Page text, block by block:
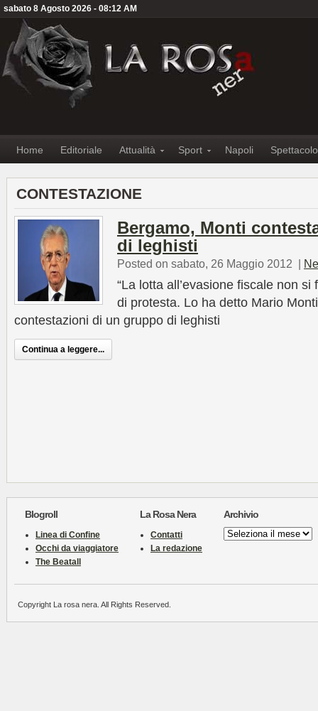
sabato 8 Agosto 2026 - 08:12 AM
Home Editoriale Attualità Sport Napoli Spettacolo
CONTESTAZIONE
Bergamo, Monti
di leghisti
Posted on sabato, 26 Maggio 2012 |
“La lotta all’evasione fiscale non
di protesta. Lo ha detto Mario
contestazioni di un gruppo di leghisti
Continua a leggere...
Blogroll
Linea di Confine
Occhi da viaggiatore
The Beatall
La Rosa Nera
Contatti
La redazione
Archivio
Archivio
Copyright La rosa nera. All Rights Reserved.